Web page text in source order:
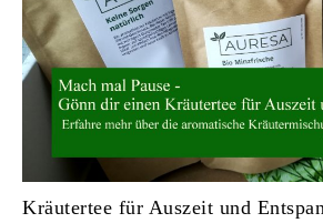
Kräutertee für Auszeit und